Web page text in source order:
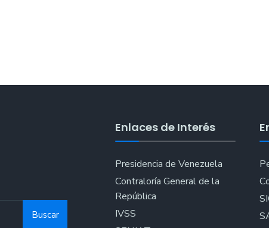
Buscar
Enlaces de Interés
Presidencia de Venezuela
Contraloría General de la
República
IVSS